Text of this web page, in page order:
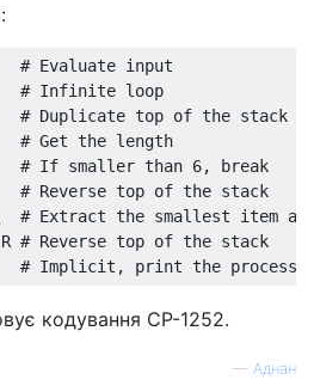
Evaluate input
Infinite loop
# Duplicate top of the stack
# Get the length
# If smaller than 6, break
# Reverse top of the stack
# Extract the smallest item
# Reverse top of the stack
кодування CP-1252.
— Аднан